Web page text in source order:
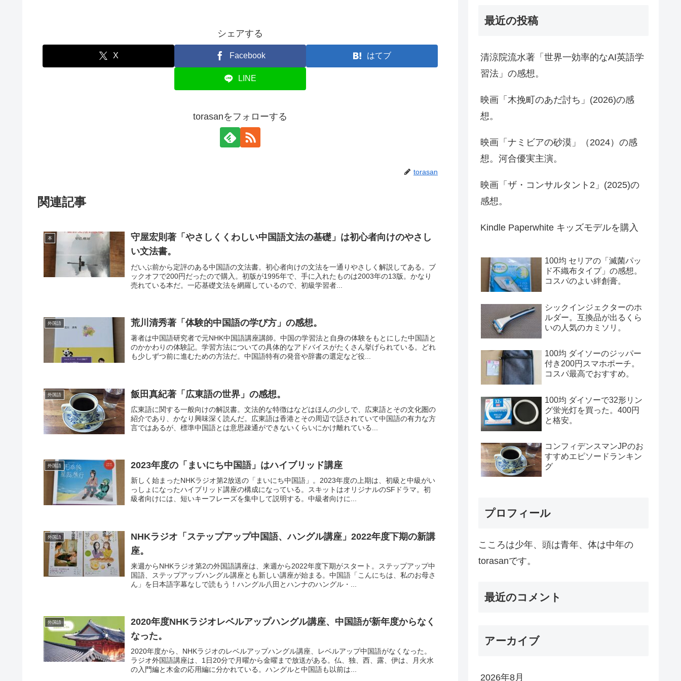
シェアする
X Facebook はてブ
LINE
torasanをフォローする
torasan
関連記事
本
守屋宏則著「やさしくくわしい中国語文法の基礎」は初心者向けのやさし
い文法書。
だいぶ前から定評のある中国語の文法書。初心者向けの文法を一通りやさしく解説してある。ブ
ックオフで200円だったので購入。初版が1995年で、手に入れたものは2003年の13版。かなり
売れている本だ。一応基礎文法を網羅しているので、初級学習者...
外国語 荒川清秀著「体験的中国語の学び方」の感想。
著者は中国語研究者で元NHK中国語講座講師。中国の学習法と自身の体験をもとにした中国語と
のかかわりの体験記。学習方法についての具体的なアドバイスがたくさん挙げられている。どれ
も少しずつ前に進むための方法だ。中国語特有の発音や辞書の選定など役...
外国語 飯田真紀著「広東語の世界」の感想。
広東語に関する一般向けの解説書。文法的な特徴はなどはほんの少しで、広東語とその文化圏の
紹介であり、かなり興味深く読んだ。広東語は香港とその周辺で話されていて中国語の有力な方
言ではあるが、標準中国語とは意思疎通ができないくらいにかけ離れている...
外国語 2023年度の「まいにち中国語」はハイブリッド講座
新しく始まったNHKラジオ第2放送の「まいにち中国語」。2023年度の上期は、初級と中級がい
っしょになったハイブリッド講座の構成になっている。スキットはオリジナルのSFドラマ。初
級者向けには、短いキーフレーズを集中して説明する。中級者向けに...
外国語
NHKラジオ「ステップアップ中国語、ハングル講座」2022年度下期の新講
座。
来週からNHKラジオ第2の外国語講座は、来週から2022年度下期がスタート。ステップアップ中
国語、ステップアップハングル講座とも新しい講座が始まる。中国語「こんにちは、私のお母さ
ん」を日本語字幕なしで読もう！ハングル八田とハンナのハングル・...
外国語
2020年度NHKラジオレベルアップハングル講座、中国語が新年度からなく
なった。
2020年度から、NHKラジオのレベルアップハングル講座、レベルアップ中国語がなくなった。
ラジオ外国語講座は、1日20分で月曜から金曜まで放送がある。仏、独、西、露、伊は、月火水
の入門編と木金の応用編に分かれている。ハングルと中国語も以前は...
最近の投稿
清涼院流水著「世界一効率的なAI英語学
習法」の感想。
映画「木挽町のあだ討ち」(2026)の感
想。
映画「ナミビアの砂漠」（2024）の感
想。河合優実主演。
映画「ザ・コンサルタント2」(2025)の
感想。
Kindle Paperwhite キッズモデルを購入
100均 セリアの「滅菌パッ
ド不織布タイプ」の感想。
コスパのよい絆創膏。
シックインジェクターのホ
ルダー。互換品が出るくら
いの人気のカミソリ。
100均 ダイソーのジッパー
付き200円スマホポーチ。
コスパ最高でおすすめ。
100均 ダイソーで32形リン
グ蛍光灯を買った。400円
と格安。
コンフィデンスマンJPのお
すすめエピソードランキン
グ
プロフィール
こころは少年、頭は青年、体は中年の
torasanです。
最近のコメント
アーカイブ
2026年8月